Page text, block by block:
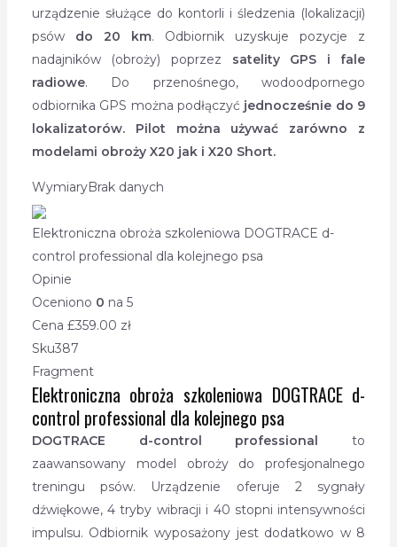
urządzenie służące do kontorli i śledzenia (lokalizacji)
psów do 20 km. Odbiornik uzyskuje pozycje z
nadajników (obroży) poprzez satelity GPS i fale
radiowe. Do przenośnego, wodoodpornego
odbiornika GPS można podłączyć jednocześnie do 9
lokalizatorów. Pilot można używać zarówno z
modelami obroży X20 jak i X20 Short.
WymiaryBrak danych
Elektroniczna obroża szkoleniowa DOGTRACE d-
control professional dla kolejnego psa
Opinie
Oceniono 0 na 5
Cena £359.00 zł
Sku387
Fragment
Elektroniczna obroża szkoleniowa DOGTRACE d-
control professional dla kolejnego psa
DOGTRACE d-control professionalto
zaawansowany model obroży do profesjonalnego
treningu psów. Urządzenie oferuje 2 sygnały
dźwiękowe, 4 tryby wibracji i 40 stopni intensywności
impulsu. Odbiornik wyposażony jest dodatkowo w 8